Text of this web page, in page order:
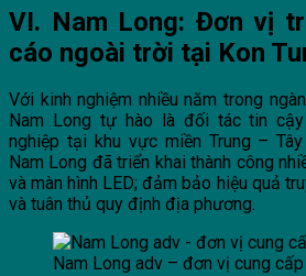
VI. Nam Long: Đơn vị
cáo ngoài trời tại Kon
Với kinh nghiệm nhiều năm trong
Nam Long tự hào là đối tác tin
nghiệp tại khu vực miền Trung –
Nam Long đã triển khai thành công
và màn hình LED; đảm bảo hiệu quả
và tuân thủ quy định địa phương.
Nam Long adv – đơn vị cung